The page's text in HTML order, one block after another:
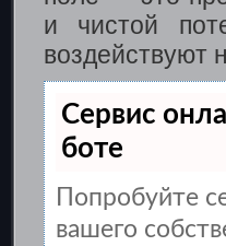
и чистой
воздействуют
Сервис
боте
Попробуйте
вашего